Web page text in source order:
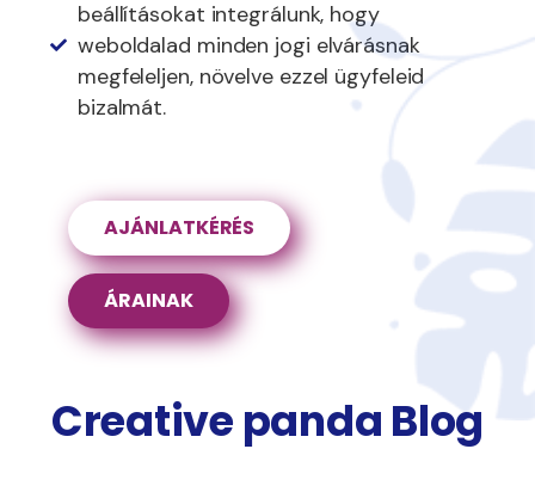
beállításokat integrálunk, hogy
weboldalad minden jogi elvárásnak
megfeleljen, növelve ezzel ügyfeleid
bizalmát.
AJÁNLATKÉRÉS
ÁRAINAK
Creative panda Blog